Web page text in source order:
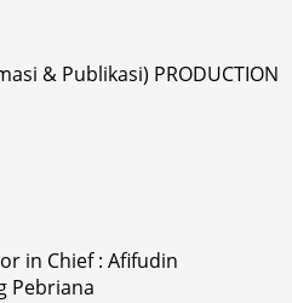
& Publikasi) PRODUCTION
in Chief : Afifudin
Pebriana